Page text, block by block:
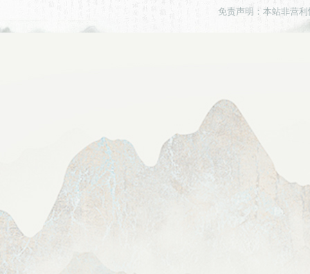
免责声明：本站非营